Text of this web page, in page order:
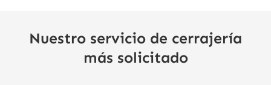
Nuestro servicio de cerrajería
más solicitado